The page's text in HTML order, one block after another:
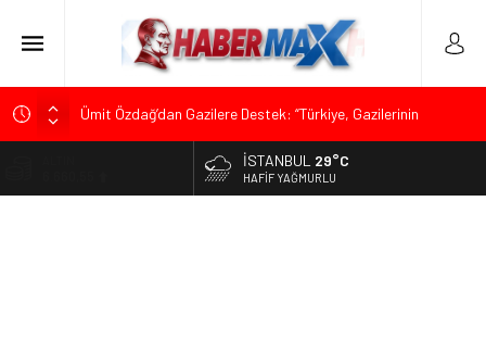
Ümit Özdağ’dan Gazilere Destek: “Türkiye, Gazilerinin
TOKDEF Başkanı Fevzi Can Büşürüm’de Sert Konuştu: “Bu
İSTANBUL 29°C
HAFIF YAĞMURLU